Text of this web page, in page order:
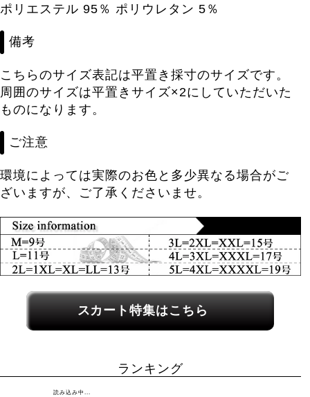
ポリエステル 95％ ポリウレタン 5％
備考
こちらのサイズ表記は平置き採寸のサイズです。
周囲のサイズは平置きサイズ×2にしていただいた
ものになります。
ご注意
環境によっては実際のお色と多少異なる場合がご
ざいますが、ご了承くださいませ。
関連カテゴリーへのリンク
スカート特集はこちら
ランキング
読み込み中...